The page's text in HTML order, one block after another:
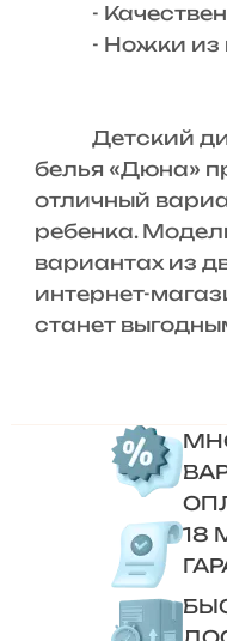
-
- Ножки из
Детский
белья «Дюна»
отличный
ребенка.
вариантах из
интернет-
станет
18